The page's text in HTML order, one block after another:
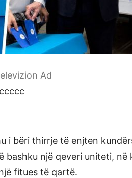
Ad
ccccc
i bëri thirrje të enjten
bashku një qeveri uniteti, në
fitues të qartë.